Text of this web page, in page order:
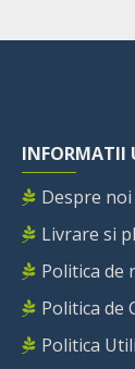
INFORMATII
Despre noi
Livrare si
Politica de
Politica de
Politica